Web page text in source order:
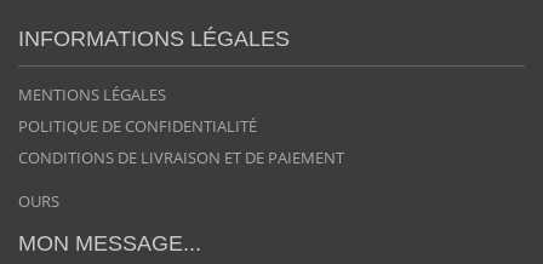
INFORMATIONS LÉGALES
MENTIONS LÉGALES
POLITIQUE DE CONFIDENTIALITÉ
CONDITIONS DE LIVRAISON ET DE PAIEMENT
OURS
MON MESSAGE...